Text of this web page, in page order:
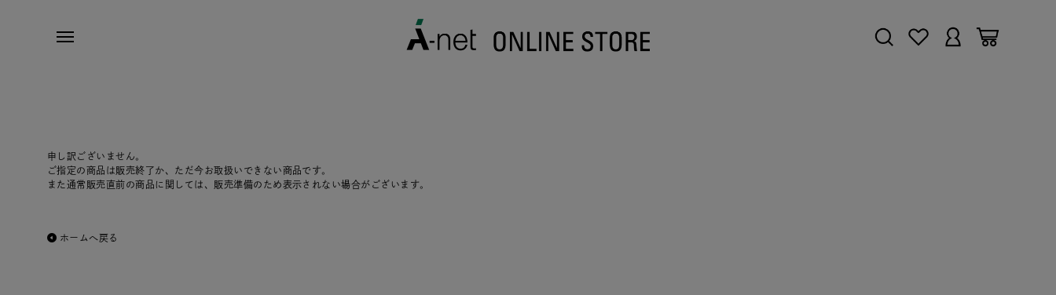
申し訳ございません。
ご指定の商品は販売終了か、ただ今お取扱いできない商品です。
また通常販売直前の商品に関しては、販売準備のため表示されない場合がございます。
ホームへ戻る